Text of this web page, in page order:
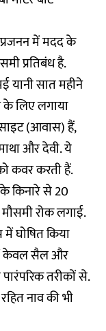
में मदद के
प्रतिबंध है.
यानी सात महीने
लिए लगाया
(आवास) हैं,
और देवी. ये
कवर करती हैं.
किनारे से 20
रोक लगाई.
घोषित किया
में केवल सैल और
तरीकों से.
नाव की भी